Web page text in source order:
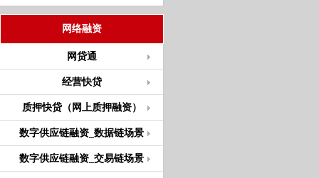
网络融资
网贷通
经营快贷
质押快贷（网上质押融资）
数字供应链融资_数据链场景
数字供应链融资_交易链场景